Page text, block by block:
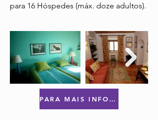
para 16 Hóspedes (máx. doze adultos).
PARA MAIS INFORMAÇÕES OU RESERVAS CLIQUE AQUI